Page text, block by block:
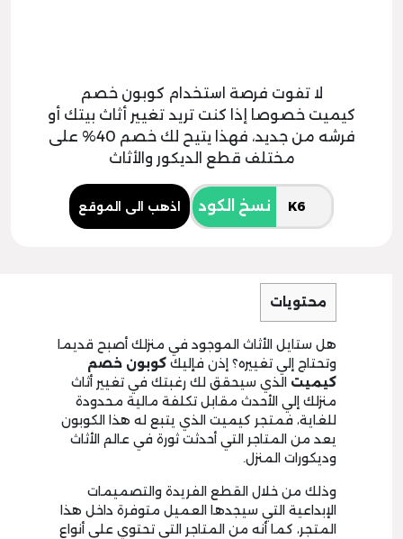
لا تفوت فرصة استخدام كوبون خصم
كيميت خصوصا إذا كنت تريد تغيير أثاث بيتك أو
فرشه من جديد، فهذا يتيح لك خصم 40% على
مختلف قطع الديكور والأثاث
نسخ الكود اذهب الى الموقع
محتويات
هل ستايل الأثاث الموجود في منزلك أصبح قديما
وتحتاج إلي تغييره؟ إذن فإليك كوبون خصم
كيميت الذي سيحقق لك رغبتك في تغيير أثاث
منزلك إلي الأحدث مقابل تكلفة مالية محدودة
للغاية، فمتجر كيميت الذي يتبع له هذا الكوبون
يعد من المتاجر التي أحدثت ثورة في عالم الأثاث
وديكورات المنزل.
وذلك من خلال القطع الفريدة والتصميمات
الإبداعية التي سيجدها العميل متوفرة داخل هذا
المتجر، كما أنه من المتاجر التي تحتوي على أنواع